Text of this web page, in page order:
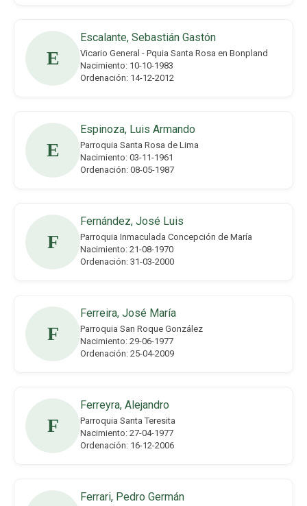
E
Escalante, Sebastián Gastón
Vicario General - Pquia Santa Rosa en Bonpland
Nacimiento: 10-10-1983
Ordenación: 14-12-2012
E
Espinoza, Luis Armando
Parroquia Santa Rosa de Lima
Nacimiento: 03-11-1961
Ordenación: 08-05-1987
F
Fernández, José Luis
Parroquia Inmaculada Concepción de María
Nacimiento: 21-08-1970
Ordenación: 31-03-2000
F
Ferreira, José María
Parroquia San Roque González
Nacimiento: 29-06-1977
Ordenación: 25-04-2009
F
Ferreyra, Alejandro
Parroquia Santa Teresita
Nacimiento: 27-04-1977
Ordenación: 16-12-2006
Ferrari, Pedro Germán